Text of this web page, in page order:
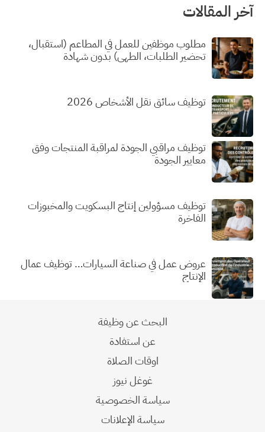
آخر المقالات
مطلوب موظفين للعمل في المطاعم (استقبال،
تحضير الطلبات، الطهي) بدون شهادة
توظيف سائق نقل الأشخاص 2026
توظيف مراقبي الجودة لمراقبة المنتجات وفق
معايير الجودة
توظيف مسؤولين إنتاج البسكويت والمخبوزات
الفاخرة
عروض عمل في صناعة السيارات… توظيف عمال
الإنتاج
البحث عن وظيفة
عن استفادة
اوقات الصلاة
غوغل نيوز
سياسة الخصوصية
سياسة الإعلانات